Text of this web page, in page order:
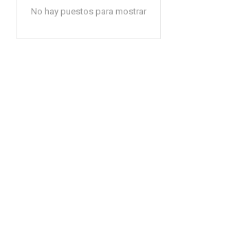
No hay puestos para mostrar